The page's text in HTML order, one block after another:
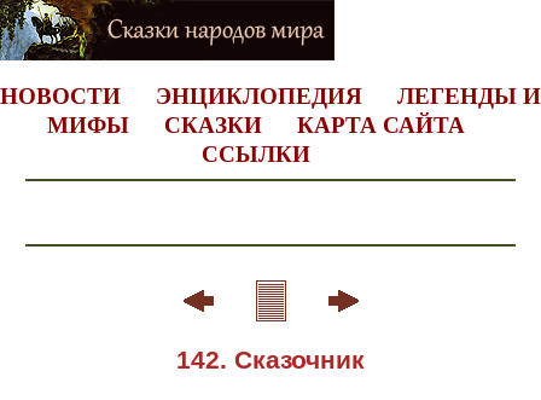
НОВОСТИ ЭНЦИКЛОПЕДИЯ
ЛЕГЕНДЫ И
МИФЫ
СКАЗКИ
КАРТА САЙТА
ССЫЛКИ
142. Сказочник